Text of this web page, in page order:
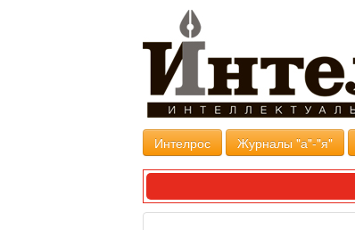
Интелрос Журналы "а"-"я"